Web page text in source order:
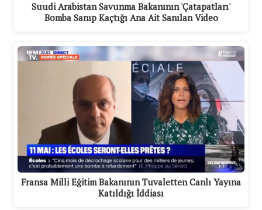
Suudi Arabistan Savunma Bakanının 'Çatapatları'
Bomba Sanıp Kaçtığı Ana Ait Sanılan Video
Fransa Milli Eğitim Bakanının Tuvaletten Canlı Yayına
Katıldığı İddiası